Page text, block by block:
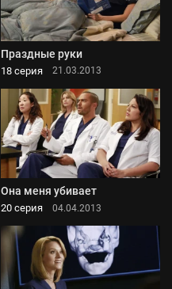
Праздные руки
18 серия 21.03.2013
Она меня убивает
20 серия 04.04.2013